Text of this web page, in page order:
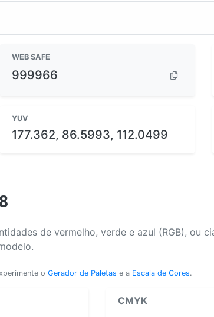
WEB SAFE
999966
YUV
177.362, 86.5993, 112.0499
de vermelho, verde e azul (RGB), ou
o Gerador de Paletas e a Escala de Cores.
CMYK